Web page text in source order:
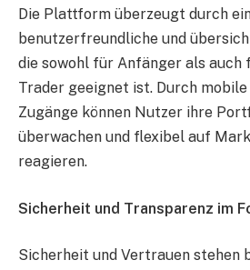
Die Plattform überzeugt durch
benutzerfreundliche und
die sowohl für Anfänger als
Trader geeignet ist. Durch
Zugänge können Nutzer ihre
überwachen und flexibel auf
reagieren.
Sicherheit und Transparenz im
Sicherheit und Vertrauen stehen